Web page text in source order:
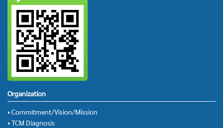
Organization
• Commitment/Vision/Mission
• TCM Diagnosis